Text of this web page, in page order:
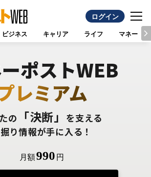
ログイン
ビジネス キャリア ライフ マネー
ポストWEB
レミアム
の 「決断」
を支える
り情報が手に入る！
月額990 円